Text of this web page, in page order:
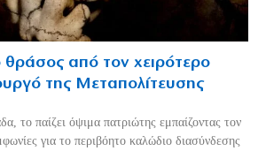
από τον χειρότερο
της Μεταπολίτευσης
το παίζει όψιμα πατριώτης εμπαίζοντας τον
για το περιβόητο καλώδιο διασύνδεσης